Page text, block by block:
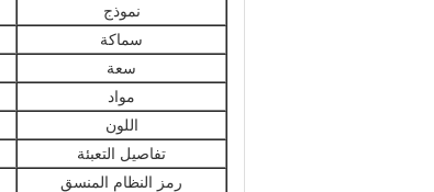
نموذج
سماكة
سعة
مواد
اللون
تفاصيل التعبئة
رمز النظام المنسق